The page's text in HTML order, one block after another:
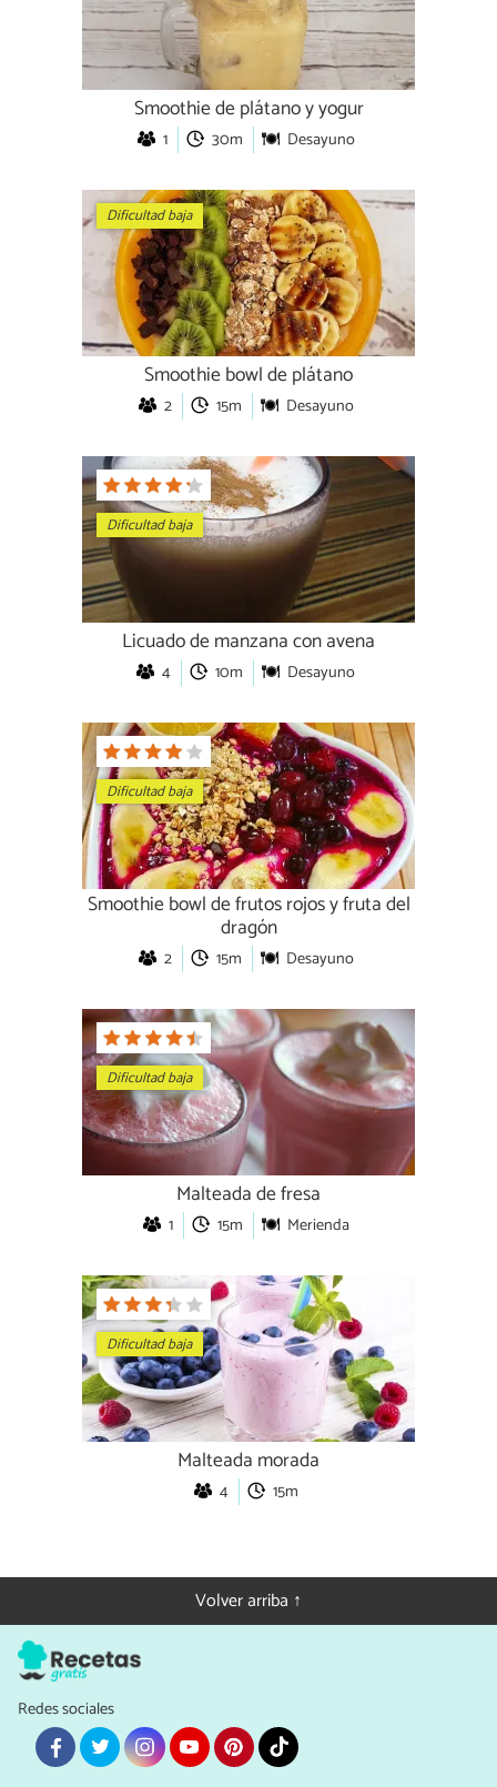
Smoothie de plátano y yogur
1 30m Desayuno
Dificultad baja
Smoothie bowl de plátano
2 15m Desayuno
Dificultad baja
Licuado de manzana con avena
4 10m Desayuno
Dificultad baja
Smoothie bowl de frutos rojos y fruta del
dragón
2 15m Desayuno
Dificultad baja
Malteada de fresa
1 15m Merienda
Dificultad baja
Malteada morada
4 15m
Volver arriba ↑
Redes sociales